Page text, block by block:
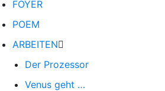
FOYER
POEM
ARBEITEN
Der Prozessor
Venus geht …